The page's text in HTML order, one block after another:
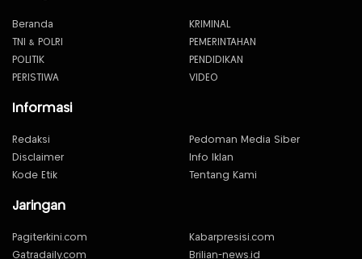
Beranda
KRIMINAL
TNI & POLRI
PEMERINTAHAN
POLITIK
PENDIDIKAN
PERISTIWA
VIDEO
Informasi
Redaksi
Pedoman Media Siber
Disclaimer
Info Iklan
Kode Etik
Tentang Kami
Jaringan
Pagiterkini.com
Kabarpresisi.com
Gatradaily.com
Brilian-news.id